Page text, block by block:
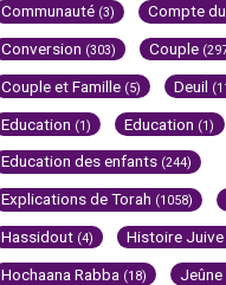
Communauté (3) Compte
Conversion (303) Couple
Couple et Famille (5) Deuil
Education (1) Education (1)
Education des enfants (244)
Explications de Torah (1058)
Hassidout (4) Histoire Juive
Hochaana Rabba (18)